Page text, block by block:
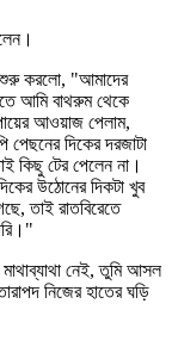
শুরু করলো, "আমাদের
আমি বাথরুম থেকে
আওয়াজ পেলাম,
দিকের দরজাটা
কিছু টের পেলেন না।
উঠোনের দিকটা খুব
তাই রাতবিরেতে
নেই, তুমি আসল
নিজের হাতের ঘড়ি